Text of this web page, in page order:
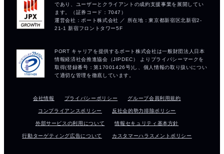
会社情報 プライバシーポリシー グループ会員利用規約
コンプライアンスポリシー 反社会的勢力排除ポリシー
外部サービスの利用について 情報セキュリティ基本方針
行動ターゲティング広告について カスタマーハラスメントポリシー